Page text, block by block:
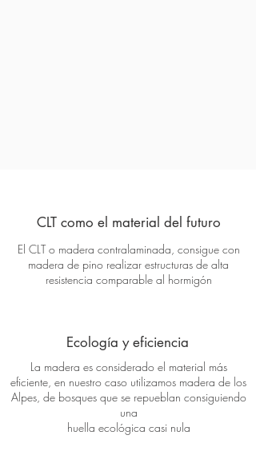
CLT como el material del futuro
El CLT o madera contralaminada, consigue con
madera de pino realizar estructuras de alta
resistencia comparable al hormigón
Ecología y eficiencia
La madera es considerado el material más
eficiente, en nuestro caso utilizamos madera de los
Alpes, de bosques que se repueblan consiguiendo
una
huella ecológica casi nula